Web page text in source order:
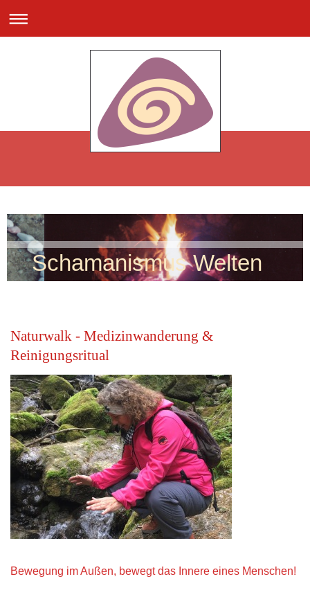
Schamanismus Welten
Naturwalk - Medizinwanderung &
Reinigungsritual
Bewegung im Außen, bewegt das Innere eines Menschen!